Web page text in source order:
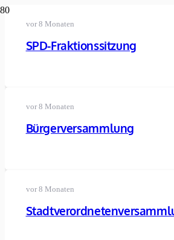
vor 8 Monaten
SPD-Fraktionssitzung
vor 8 Monaten
Bürgerversammlung
vor 8 Monaten